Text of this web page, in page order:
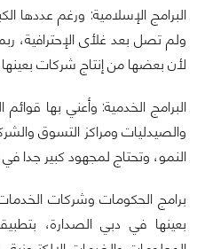
البرامج الإسلامية: ورغم عددها
ولم تصل بعد غلأى الإحترافية،
لأن بعضها من إنتاج شركات
البرامج الخدمية: وأعني بها
والصيدليات ومراكز التسوق
النمو، وتحتاج لمجهود كبير جدا في
برامج الحكومات وشركات
بعينها في دبي الصدارة،